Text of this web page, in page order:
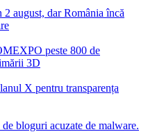
august, dar România încă
peste 800 de
3D
X pentru transparența
bloguri acuzate de malware.